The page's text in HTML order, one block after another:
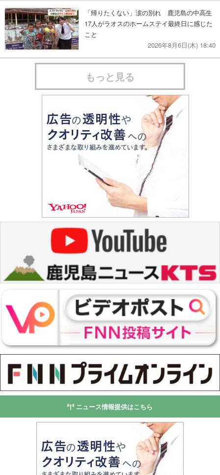
「帰りたくない」涙の別れ 鹿児島の中高生
17人がラオスのホームステイ最終日に感じた
こと
2026年8月6日(木) 18:40
もっと見る
ニュース情報提供はこちら